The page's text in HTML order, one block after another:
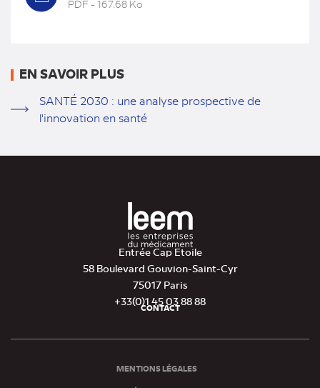
PDF - 167.68 Ko
EN SAVOIR PLUS
SANTÉ 2030 : une analyse prospective de
l'innovation en santé
Entrée Cap Etoile
58 Boulevard Gouvion-Saint-Cyr
75017 Paris
+33(0)1 45 03 88 88
de
CONTACT
MENTIONS LÉGALES